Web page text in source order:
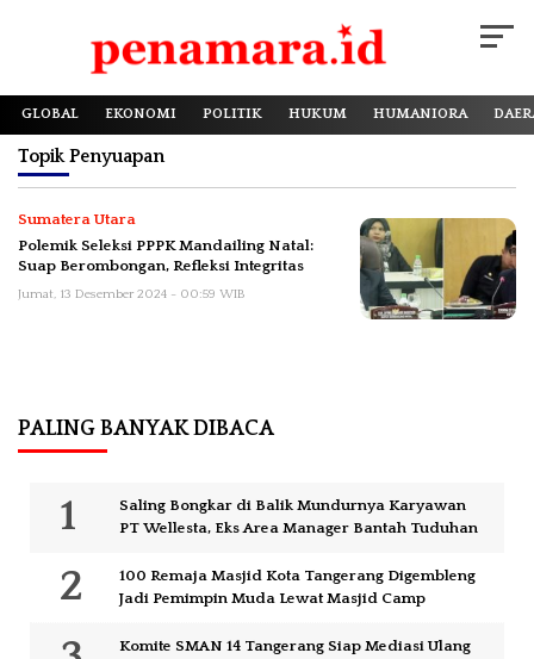
GLOBAL EKONOMI POLITIK HUKUM HUMANIORA
TopikPenyuapan
Sumatera Utara
Polemik Seleksi PPPK Mandailing Natal:
Suap Berombongan, Refleksi Integritas
Jumat, 13 Desember 2024 - 00:59 WIB
PALING BANYAK DIBACA
Saling Bongkar di Balik Mundurnya Karyawan
PT Wellesta, Eks Area Manager Bantah Tuduhan
100 Remaja Masjid Kota Tangerang Digembleng
Jadi Pemimpin Muda Lewat Masjid Camp
Komite SMAN 14 Tangerang Siap Mediasi Ulang